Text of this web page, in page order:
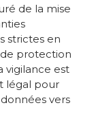
de la mise
strictes en
protection
vigilance est
légal pour
vers